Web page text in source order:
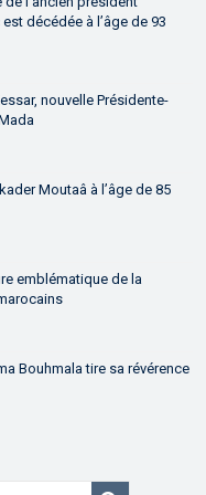
décédée à l’âge de 93
nouvelle Présidente-
Moutaâ à l’âge de 85
emblématique de la
Bouhmala tire sa révérence